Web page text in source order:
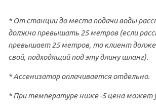
* От станции до места подачи воды
должно превышать 25 метров (если
превышает 25 метров, то клиент
свой, подходящий под эту длину шланг).
* Ассенизатор оплачивается отдельно.
* При температуре ниже -5 цена может